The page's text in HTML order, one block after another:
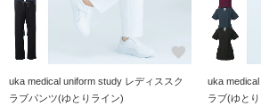
favorite
uka medical uniform study レディススク
ラブパンツ(ゆとりライン)
uka
ラブ(ゆと